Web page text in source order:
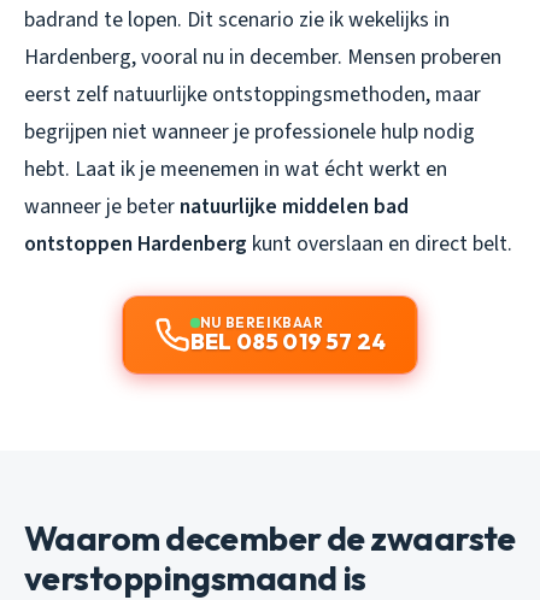
badrand te lopen. Dit scenario zie ik wekelijks in
Hardenberg, vooral nu in december. Mensen proberen
eerst zelf natuurlijke ontstoppingsmethoden, maar
begrijpen niet wanneer je professionele hulp nodig
hebt. Laat ik je meenemen in wat écht werkt en
wanneer je beter natuurlijke middelen bad
ontstoppen Hardenberg kunt overslaan en direct belt.
NU BEREIKBAAR
BEL 085 019 57 24
Waarom december de zwaarste
verstoppingsmaand is